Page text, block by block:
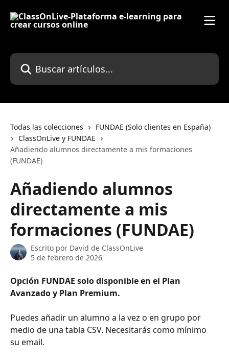
Buscar artículos...
Todas las colecciones
FUNDAE (Solo clientes en España)
ClassOnLive y FUNDAE
Añadiendo alumnos directamente a mis formaciones
(FUNDAE)
Añadiendo alumnos
directamente a mis
formaciones (FUNDAE)
Escrito por David de ClassOnLive
5 de febrero de 2026
Opción FUNDAE solo disponible en el Plan
Avanzado y Plan Premium.
Puedes añadir un alumno a la vez o en grupo por
medio de una tabla CSV. Necesitarás como mínimo
su email.